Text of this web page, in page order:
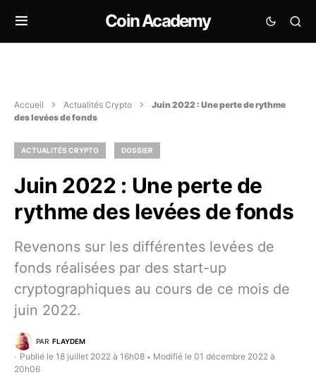
Coin Academy
Accueil Actualités Crypto
Juin 2022 : Une perte de rythme
des levées de fonds
ACTUALITÉS CRYPTO DOSSIER
Juin 2022 : Une perte de
rythme des levées de fonds
Revenons sur les différentes levées de
fonds réalisées par des start-up
cryptographiques au cours de ce mois de
juin 2022.
PAR FLAYDEM
Publié le 18 juillet 2022 à 16h08 • Modifié le 01 décembre 2022 à
20h06